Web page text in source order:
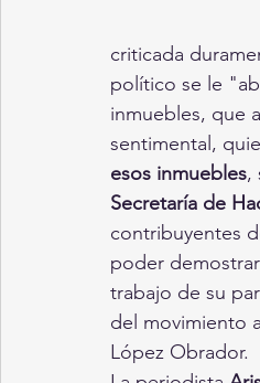
criticada
político se le
inmuebles, que
sentimental,
esos inmuebles,
Secretaría de
contribuyentes
poder
trabajo de su
del movimiento
López Obrador.